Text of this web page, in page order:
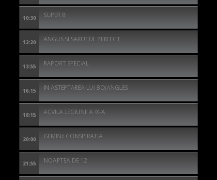
10:30 SUPER 8
12:20 ANGUS SI SARUTUL PERFECT
13:55 RAPORT SPECIAL
16:15 IN ASTEPTAREA LUI BOJANGLES
18:15 ACVILA LEGIUNII A IX-A
20:00 GEMINI: CONSPIRATIA
21:55 NOAPTEA DE 12